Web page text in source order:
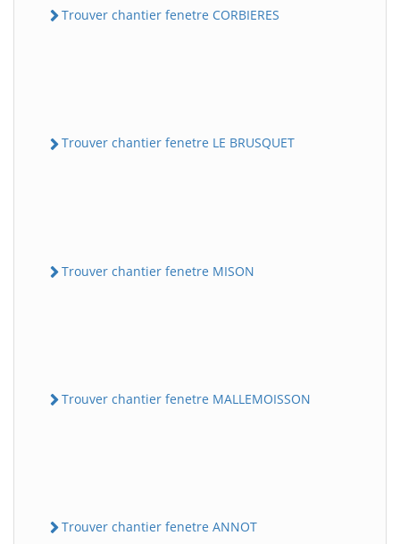
Trouver chantier fenetre CORBIERES
Trouver chantier fenetre LE BRUSQUET
Trouver chantier fenetre MISON
Trouver chantier fenetre MALLEMOISSON
Trouver chantier fenetre ANNOT